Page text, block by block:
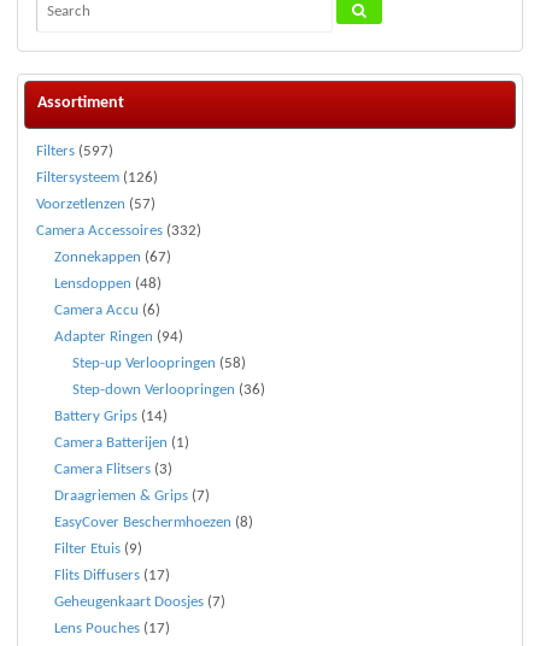
Assortiment
Filters (597)
Filtersysteem (126)
Voorzetlenzen (57)
Camera Accessoires (332)
Zonnekappen (67)
Lensdoppen (48)
Camera Accu (6)
Adapter Ringen (94)
Step-up Verloopringen (58)
Step-down Verloopringen (36)
Battery Grips (14)
Camera Batterijen (1)
Camera Flitsers (3)
Draagriemen & Grips (7)
EasyCover Beschermhoezen (8)
Filter Etuis (9)
Flits Diffusers (17)
Geheugenkaart Doosjes (7)
Lens Pouches (17)